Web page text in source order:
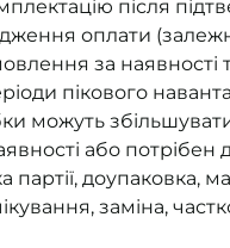
після
оплати
за наявності
пікового
можуть
або потрібен
партії,
заміна,